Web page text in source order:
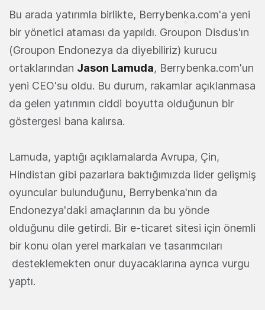
Bu arada yatırımla birlikte, Berrybenka.com'a yeni
bir yönetici ataması da yapıldı. Groupon Disdus'ın
(Groupon Endonezya da diyebiliriz) kurucu
ortaklarından Jason Lamuda, Berrybenka.com'un
yeni CEO'su oldu. Bu durum, rakamlar açıklanmasa
da gelen yatırımın ciddi boyutta olduğunun bir
göstergesi bana kalırsa.
Lamuda, yaptığı açıklamalarda Avrupa, Çin,
Hindistan gibi pazarlara baktığımızda lider gelişmiş
oyuncular bulunduğunu, Berrybenka'nın da
Endonezya'daki amaçlarının da bu yönde
olduğunu dile getirdi. Bir e-ticaret sitesi için önemli
bir konu olan yerel markaları ve tasarımcıları
desteklemekten onur duyacaklarına ayrıca vurgu
yaptı.